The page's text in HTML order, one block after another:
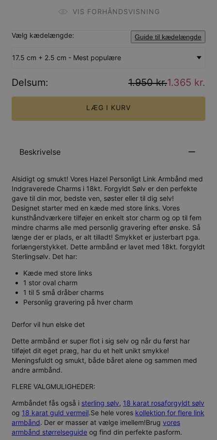
VIS FORHÅNDSVISNING
Vælg kædelængde: Guide til kædelængde
17.5 cm + 2.5 cm - Mest populære
Delsum: 1.950 kr.1.365 kr.
LÆG I KURV
Beskrivelse
Alsidigt og smukt! Vores Hazel Personligt Link Armbånd med
Indgraverede Charms i 18kt. Forgyldt Sølv er den perfekte
gave til din mor, bedste ven, søster eller til dig selv!
Designet starter med en kæde med store links. Vores
kunsthåndværkere tilføjer en enkelt stor charm og op til fem
mindre charms alle med personlig gravering efter ønske. Så
længe der er plads, er alt tilladt! Smykket er justerbart pga.
forlængerstykket. Dette armbånd er lavet med 18kt. forgyldt
Sterlingsølv. Det har:
Kæde med store links
1 stor oval charm
1 til 5 små dråber charms
Personlig gravering på hver charm
Derfor vil hun elske det
Dette armbånd er super flot i sig selv og når du først har
tilføjet dit eget præg, har du et helt unikt smykke!
Meningsfuldt og smukt, både båret alene og sammen med
andre armbånd.
FLERE VALGMULIGHEDER:
Armbåndet fås også i sterling sølv, 18 karat rosaforgyldt sølv
og 18 karat guld vermeil.Se hele vores kollektion for flere link
armbånd. Der er masser at vælge imellem!Brug vores
armbånd størrelseguide og find din perfekte pasform.